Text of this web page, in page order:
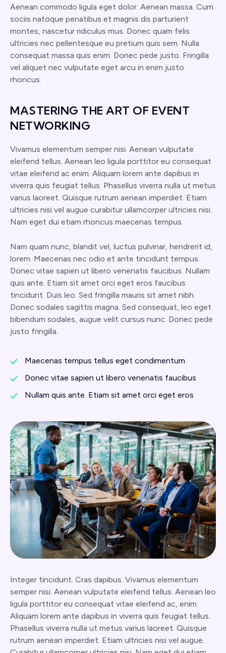
Aenean commodo ligula eget dolor. Aenean massa. Cum
sociis natoque penatibus et magnis dis parturient
montes, nascetur ridiculus mus. Donec quam felis
ultricies nec pellentesque eu pretium quis sem. Nulla
consequat massa quis enim. Donec pede justo. Fringilla
vel aliquet nec vulputate eget arcu in enim justo
rhoncus.
MASTERING THE ART OF EVENT
NETWORKING
Vivamus elementum semper nisi. Aenean vulputate
eleifend tellus. Aenean leo ligula porttitor eu consequat
vitae eleifend ac enim. Aliquam lorem ante dapibus in
viverra quis feugiat tellus. Phasellus viverra nulla ut metus
varius laoreet. Quisque rutrum aenean imperdiet. Etiam
ultricies nisi vel augue curabitur ullamcorper ultricies nisi.
Nam eget dui etiam rhoncus maecenas tempus.
Nam quam nunc, blandit vel, luctus pulvinar, hendrerit id,
lorem. Maecenas nec odio et ante tincidunt tempus.
Donec vitae sapien ut libero venenatis faucibus. Nullam
quis ante. Etiam sit amet orci eget eros faucibus
tincidunt. Duis leo. Sed fringilla mauris sit amet nibh.
Donec sodales sagittis magna. Sed consequat, leo eget
bibendum sodales, augue velit cursus nunc. Donec pede
justo fringilla.
Maecenas tempus tellus eget condimentum
Donec vitae sapien ut libero venenatis faucibus
Nullam quis ante. Etiam sit amet orci eget eros
Integer tincidunt. Cras dapibus. Vivamus elementum
semper nisi. Aenean vulputate eleifend tellus. Aenean leo
ligula porttitor eu consequat vitae eleifend ac, enim.
Aliquam lorem ante dapibus in viverra quis feugiat tellus.
Phasellus viverra nulla ut metus varius laoreet. Quisque
rutrum aenean imperdiet. Etiam ultricies nisi vel augue.